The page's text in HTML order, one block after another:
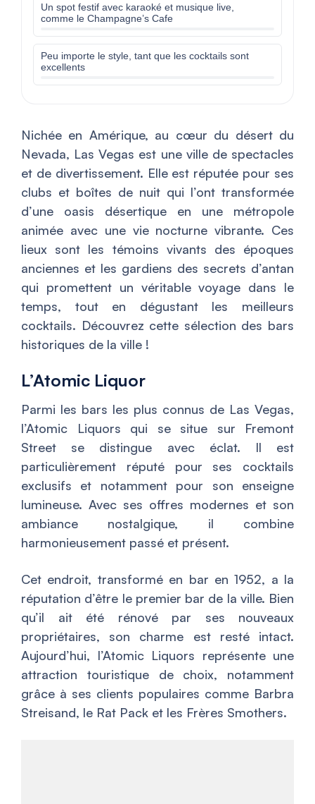
Un spot festif avec karaoké et musique live,
comme le Champagne’s Cafe
Peu importe le style, tant que les cocktails sont
excellents
Nichée en Amérique, au cœur du désert du
Nevada, Las Vegas est une ville de spectacles
et de divertissement. Elle est réputée pour ses
clubs et boîtes de nuit qui l’ont transformée
d’une oasis désertique en une métropole
animée avec une vie nocturne vibrante. Ces
lieux sont les témoins vivants des époques
anciennes et les gardiens des secrets d’antan
qui promettent un véritable voyage dans le
temps, tout en dégustant les meilleurs
cocktails. Découvrez cette sélection des bars
historiques de la ville !
L’Atomic Liquor
Parmi les bars les plus connus de Las Vegas,
l’Atomic Liquors qui se situe sur Fremont
Street se distingue avec éclat. Il est
particulièrement réputé pour ses cocktails
exclusifs et notamment pour son enseigne
lumineuse. Avec ses offres modernes et son
ambiance nostalgique, il combine
harmonieusement passé et présent.
Cet endroit, transformé en bar en 1952, a la
réputation d’être le premier bar de la ville. Bien
qu’il ait été rénové par ses nouveaux
propriétaires, son charme est resté intact.
Aujourd’hui, l’Atomic Liquors représente une
attraction touristique de choix, notamment
grâce à ses clients populaires comme Barbra
Streisand, le Rat Pack et les Frères Smothers.